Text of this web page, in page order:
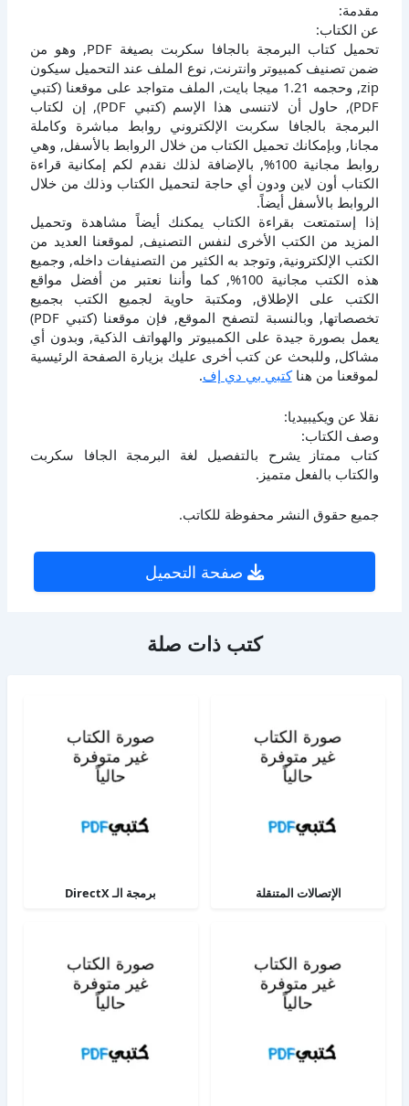
مقدمة:
عن الكتاب:
تحميل كتاب البرمجة بالجافا سكربت بصيغة PDF, وهو من
ضمن تصنيف كمبيوتر وانترنت, نوع الملف عند التحميل سيكون
zip, وحجمه 1.21 ميجا بايت, الملف متواجد على موقعنا (كتبي
PDF), حاول أن لاتنسى هذا الإسم (كتبي PDF), إن لكتاب
البرمجة بالجافا سكربت الإلكتروني روابط مباشرة وكاملة
مجانا, وبإمكانك تحميل الكتاب من خلال الروابط بالأسفل, وهي
روابط مجانية 100%, بالإضافة لذلك نقدم لكم إمكانية قراءة
الكتاب أون لاين ودون أي حاجة لتحميل الكتاب وذلك من خلال
الروابط بالأسفل أيضاً.
إذا إستمتعت بقراءة الكتاب يمكنك أيضاً مشاهدة وتحميل
المزيد من الكتب الأخرى لنفس التصنيف, لموقعنا العديد من
الكتب الإلكترونية, وتوجد به الكثير من التصنيفات داخله, وجميع
هذه الكتب مجانية 100%, كما وأننا نعتبر من أفضل مواقع
الكتب على الإطلاق, ومكتبة حاوية لجميع الكتب بجميع
تخصصاتها, وبالنسبة لتصفح الموقع, فإن موقعنا (كتبي PDF)
يعمل بصورة جيدة على الكمبيوتر والهواتف الذكية, وبدون أي
مشاكل, وللبحث عن كتب أخرى عليك بزيارة الصفحة الرئيسية
لموقعنا من هناكتبي بي دي إف.
نقلا عن ويكيبيديا:
وصف الكتاب:
كتاب ممتاز يشرح بالتفصيل لغة البرمجة الجافا سكربت
والكتاب بالفعل متميز.
جميع حقوق النشر محفوظة للكاتب.
صفحة التحميل
كتب ذات صلة
الإتصالات المتنقلة برمجة الـ DirectX